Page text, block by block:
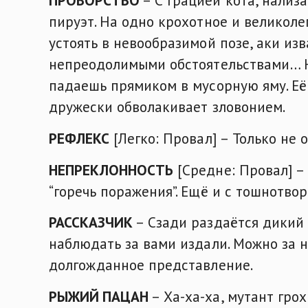
пируэт. На одно крохотное и
устоять в невообразимой позе, аки
непреодолимыми обстоятельствами…
падаешь прямиком в мусорную яму.
дружески обволакивает зловонием.
РЕФЛЕКС [Легко: Провал] – Только не
НЕПРЕКЛОННОСТЬ [Средне: Провал] –
“горечь поражения”. Ещё и с
РАССКАЗЧИК – Сзади раздаётся
наблюдать за вами издали. Можно за
долгожданное представление.
РЫЖИЙ ПАЦАН – Ха-ха-ха, мутант